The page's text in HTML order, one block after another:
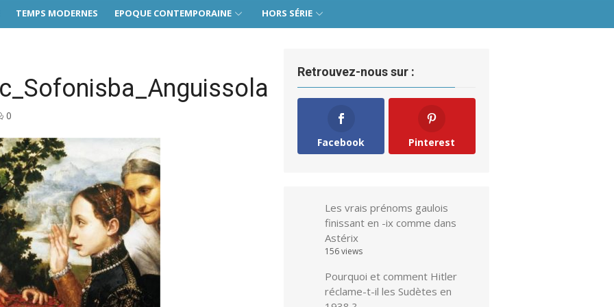
TEMPS MODERNES EPOQUE CONTEMPORAINE HORS SÉRIE
0
Retrouvez-nous sur :
Facebook Pinterest
Les vrais prénoms gaulois
finissant en -ix comme dans
Astérix
156 views
Pourquoi et comment Hitler
réclame-t-il les Sudètes en